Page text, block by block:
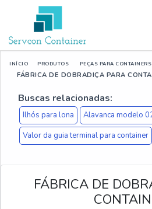
INÍCIO PRODUTOS PEÇAS PARA CONTAINERS
FÁBRICA DE DOBRADIÇA PARA
Buscas relacionadas:
Ilhós para lona
Alavanca modelo
Valor da guia terminal para container
FÁBRICA DE